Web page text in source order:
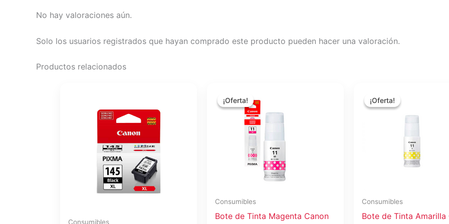
No hay valoraciones aún.
Solo los usuarios registrados que hayan comprado este producto pueden hacer una valoración.
Productos relacionados
Consumibles
¡Oferta!
¡Oferta!
Consumibles
Bote de Tinta Magenta Canon
original
era:
$17.71.
es:
$15.74.
¡Oferta!
¡Oferta!
Consumibles
Bote de Tinta Amarilla
original
$16.15.
es: